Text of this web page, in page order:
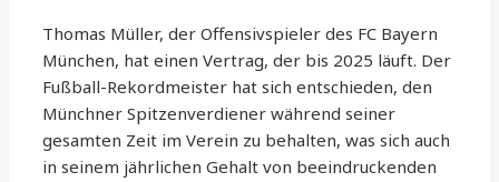
Thomas Müller, der Offensivspieler des FC Bayern
München, hat einen Vertrag, der bis 2025 läuft. Der
Fußball-Rekordmeister hat sich entschieden, den
Münchner Spitzenverdiener während seiner
gesamten Zeit im Verein zu behalten, was sich auch
in seinem jährlichen Gehalt von beeindruckenden